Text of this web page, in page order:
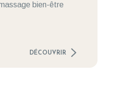
bien-être
DÉCOUVRIR